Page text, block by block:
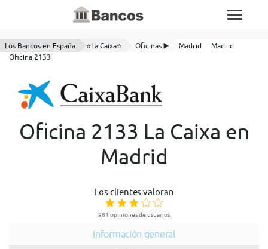
Los Bancos en España ⭐La Caixa⭐ Oficinas ▶️ Madrid
Madrid
Oficina 2133
Oficina 2133 La Caixa en
Madrid
Los clientes valoran
981 opiniones de usuarios
Información general